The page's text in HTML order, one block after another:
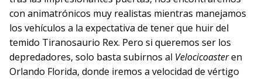
con animatrónicos muy realistas mientras manejamos
los vehículos a la expectativa de tener que huir del
temido Tiranosaurio Rex. Pero si queremos ser los
depredadores, solo basta subirnos al Velocicoasteren
Orlando Florida, donde iremos a velocidad de vértigo